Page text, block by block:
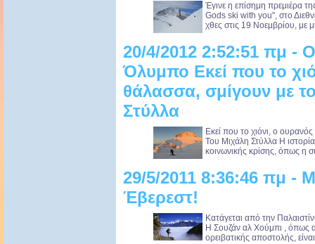
Έγινε η επίσημη πρεμιέρα
Gods ski with you", στο
χθες στις 19 Νοεμβρίου, με
20/4/2012 2:52:51 πμ -
Όλυμπο Εκεί που το
θάλασσα, σμίγουν με
Στύλλα
Εκεί που το χιόνι, ο
Του Μιχάλη Στύλλα Η ιστορία
κοινωνικής κρίσης, όπως η
29/5/2011 8:36:46 πμ -
Έβερεστ!
Κατάγεται από την
Η Σουζάν αλ Χούμπι , όπως
ορειβατικής αποστολής,